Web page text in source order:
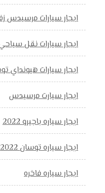
ايجار سيارات مرسيدس
ايجار سيارات نقل
ايجار سيارات هيونداي
ايجار سيارت مرسيدس
ايجار سياره باجيرو 2022
ايجار سياره توسان 2022
ايجار سياره فاخره